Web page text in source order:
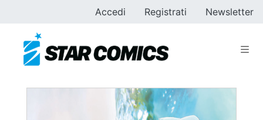
Accedi Registrati Newsletter